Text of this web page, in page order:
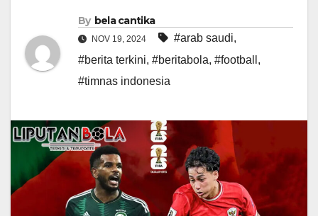
By bela cantika
NOV 19, 2024 #arab saudi,
#berita terkini, #beritabola, #football ,
#timnas indonesia